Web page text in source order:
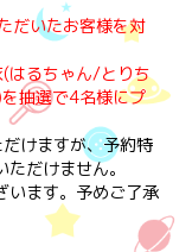
だいたお客様を対
はるちゃん/とりち
抽選で4名様にプ
けますが、予約特
だけません。
います。予めご了承